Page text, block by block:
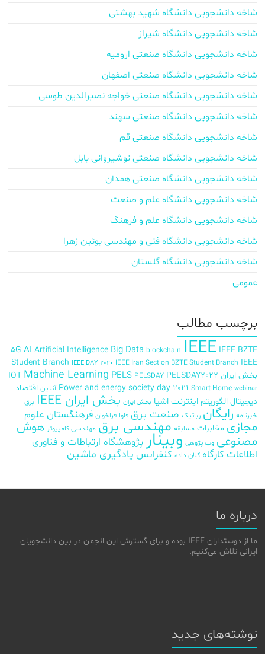
شاخه دانشجویی دانشگاه شهید بهشتی
شاخه دانشجویی دانشگاه شیراز
شاخه دانشجویی دانشگاه صنعتی ارومیه
شاخه دانشجویی دانشگاه صنعتی اصفهان
شاخه دانشجویی دانشگاه صنعتی خواجه نصیرالدین طوسی
شاخه دانشجویی دانشگاه صنعتی سهند
شاخه دانشجویی دانشگاه صنعتی قم
شاخه دانشجویی دانشگاه صنعتی نوشیروانی بابل
شاخه دانشجویی دانشگاه صنعتی همدان
شاخه دانشجویی دانشگاه علم و صنعت
شاخه دانشجویی دانشگاه علم و فرهنگ
شاخه دانشجویی دانشگاه فنی و مهندسی بوئین زهرا
شاخه دانشجویی دانشگاه گلستان
عمومی
برچسب‌ مطالب
5G AI Artificial Intelligence Big Data blockchain IEEE IEEE BZTE
Student Branch IEEE DAY 2020 IEEE Iran Section BZTE Student Branch IEEE
بخش ایران
IOT Machine Learning PELS PELSDAY PELSDAY2022
Power and energy society day 2021 Smart Home webinar آنلاین اقتصاد
دیجیتال الگوریتم اینترنت اشیا بخش ایران بخش ایران IEEE
برق
خبرنامه رایگان رباتیک صنعت برق فاوا فراخوان فرهنگستان علوم
مجازی مخابرات مسابقه مهندسی برق مهندسی کامپیوتر هوش
مصنوعی وب پژوهی وبینارپژوهشگاه ارتباطات و فناوری
اطلاعات کارگاه کلان داده کنفرانس یادگیری ماشین
درباره ما
ما از دوستداران IEEE بوده و برای گسترش این انجمن در بین دانشجویان
ایرانی تلاش می‌کنیم.
نوشته‌های جدید